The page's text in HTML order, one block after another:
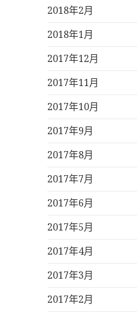
2018年2月
2018年1月
2017年12月
2017年11月
2017年10月
2017年9月
2017年8月
2017年7月
2017年6月
2017年5月
2017年4月
2017年3月
2017年2月